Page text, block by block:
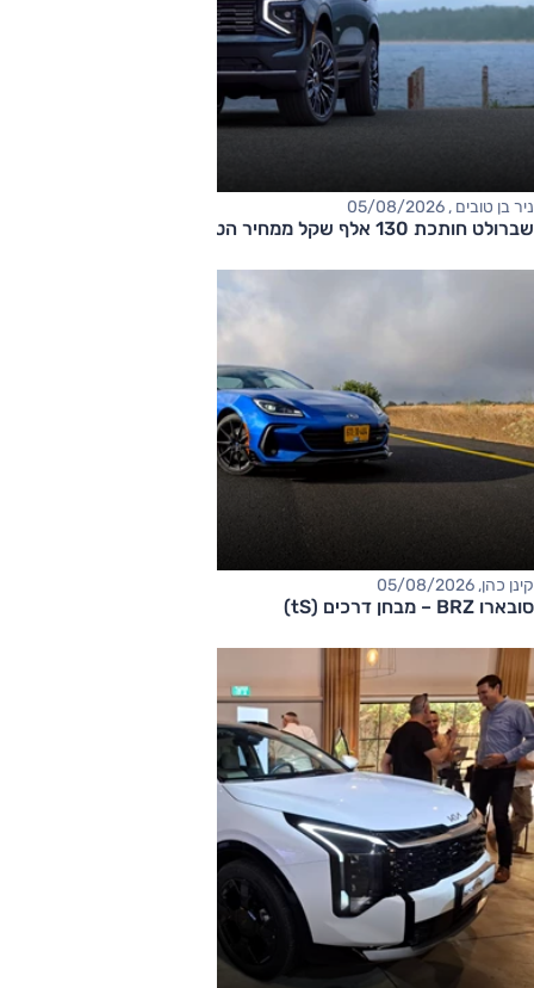
ניר בן טובים , 05/08/2026
שברולט חותכת 130 אלף שקל ממחיר הטאהו
קינן כהן, 05/08/2026
סובארו BRZ – מבחן דרכים (tS)